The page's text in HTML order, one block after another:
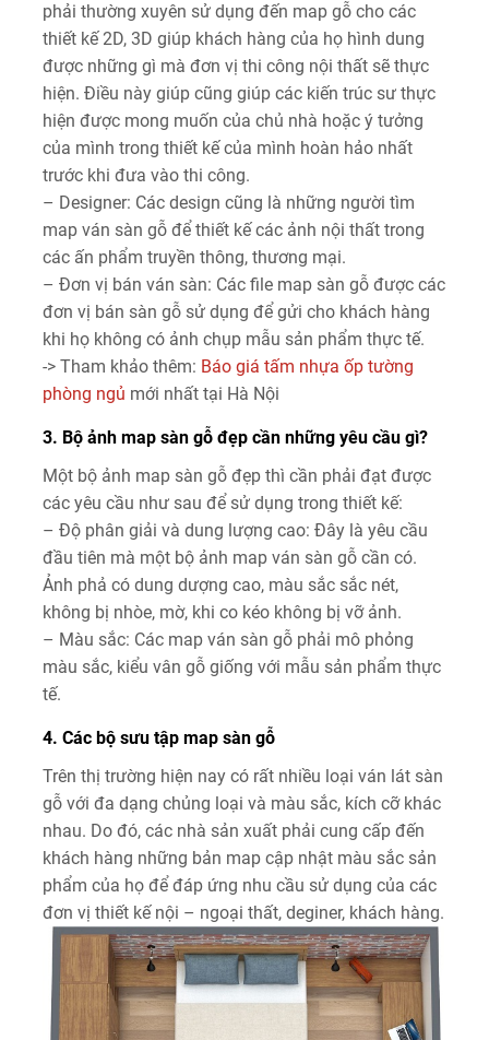
phải thường xuyên sử dụng đến map gỗ cho các
thiết kế 2D, 3D giúp khách hàng của họ hình dung
được những gì mà đơn vị thi công nội thất sẽ thực
hiện. Điều này giúp cũng giúp các kiến trúc sư thực
hiện được mong muốn của chủ nhà hoặc ý tưởng
của mình trong thiết kế của mình hoàn hảo nhất
trước khi đưa vào thi công.
– Designer: Các design cũng là những người tìm
map ván sàn gỗ để thiết kế các ảnh nội thất trong
các ấn phẩm truyền thông, thương mại.
– Đơn vị bán ván sàn: Các file map sàn gỗ được các
đơn vị bán sàn gỗ sử dụng để gửi cho khách hàng
khi họ không có ảnh chụp mẫu sản phẩm thực tế.
-> Tham khảo thêm: Báo giá tấm nhựa ốp tường
phòng ngủ mới nhất tại Hà Nội
3. Bộ ảnh map sàn gỗ đẹp cần những yêu cầu gì?
Một bộ ảnh map sàn gỗ đẹp thì cần phải đạt được
các yêu cầu như sau để sử dụng trong thiết kế:
– Độ phân giải và dung lượng cao: Đây là yêu cầu
đầu tiên mà một bộ ảnh map ván sàn gỗ cần có.
Ảnh phả có dung dượng cao, màu sắc sắc nét,
không bị nhòe, mờ, khi co kéo không bị vỡ ảnh.
– Màu sắc: Các map ván sàn gỗ phải mô phỏng
màu sắc, kiểu vân gỗ giống với mẫu sản phẩm thực
tế.
4. Các bộ sưu tập map sàn gỗ
Trên thị trường hiện nay có rất nhiều loại ván lát sàn
gỗ với đa dạng chủng loại và màu sắc, kích cỡ khác
nhau. Do đó, các nhà sản xuất phải cung cấp đến
khách hàng những bản map cập nhật màu sắc sản
phẩm của họ để đáp ứng nhu cầu sử dụng của các
đơn vị thiết kế nội – ngoại thất, deginer, khách hàng.